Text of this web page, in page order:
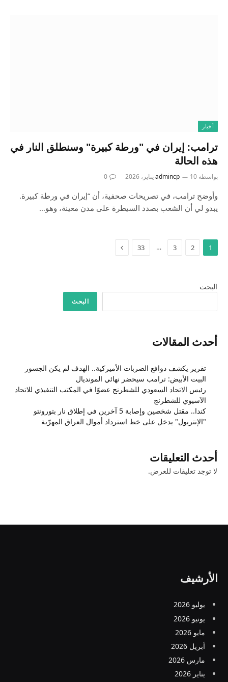
أخبار
ترامب: إيران في "ورطة كبيرة" وسنطلق النار في
هذه الحالة
بواسطة admincp 10 يناير، 2026 0
وأوضح ترامب، في تصريحات صحفية، أن “إيران في ورطة كبيرة.
يبدو لي أن الشعب بصدد السيطرة على مدن معينة، وهو…
1
2
3
…
33
البحث
البحث
أحدث المقالات
تقرير يكشف دوافع الضربات الأميركية.. الهدف لم يكن الجسور
البيت الأبيض: ترامب سيحضر نهائي المونديال
رئيس الاتحاد السعودي للشطرنج عضوًا في المكتب التنفيذي للاتحاد
الآسيوي للشطرنج
كندا.. مقتل شخصين وإصابة 5 آخرين في إطلاق نار بتورونتو
"الإنتربول" يدخل على خط استرداد أموال العراق المهرّبة
أحدث التعليقات
لا توجد تعليقات للعرض.
الأرشيف
يوليو 2026
يونيو 2026
مايو 2026
أبريل 2026
مارس 2026
يناير 2026